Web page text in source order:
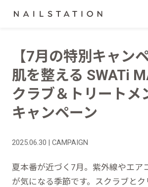
【7月の特別キャン
肌を整える SWATi
クラブ＆トリートメ
キャンペーン
2025.06.30 | CAMPAIGN
夏本番が近づく7月。紫外線やエア
が気になる季節です。スクラブとク